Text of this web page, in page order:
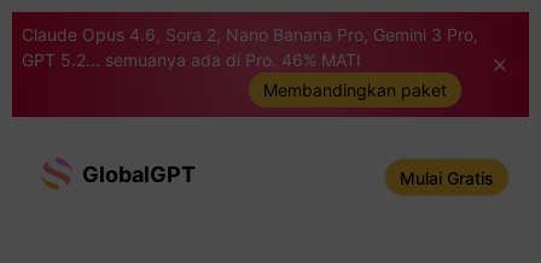
Claude Opus 4.6, Sora 2, Nano Banana Pro, Gemini 3 Pro,
GPT 5.2... semuanya ada di Pro. 46% MATI
Membandingkan paket
GlobalGPT Mulai Gratis